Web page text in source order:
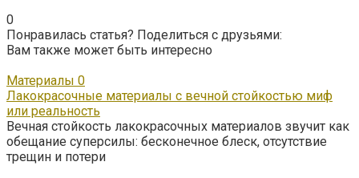
0
Понравилась статья? Поделиться с друзьями:
Вам также может быть интересно
Материалы 0
Лакокрасочные материалы с вечной стойкостью миф
или реальность
Вечная стойкость лакокрасочных материалов звучит как
обещание суперсилы: бесконечное блеск, отсутствие
трещин и потери